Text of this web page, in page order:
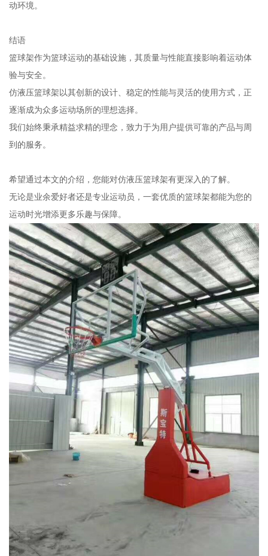
动环境。
结语
篮球架作为篮球运动的基础设施，其质量与性能直接影响着运动体
验与安全。
仿液压篮球架以其创新的设计、稳定的性能与灵活的使用方式，正
逐渐成为众多运动场所的理想选择。
我们始终秉承精益求精的理念，致力于为用户提供可靠的产品与周
到的服务。
希望通过本文的介绍，您能对仿液压篮球架有更深入的了解。
无论是业余爱好者还是专业运动员，一套优质的篮球架都能为您的
运动时光增添更多乐趣与保障。